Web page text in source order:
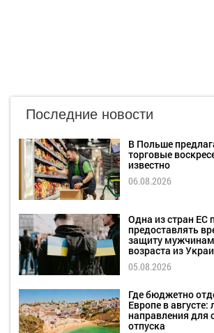
Последние новости
В Польше
торговые
известно
06.08.2026
Одна из стран ЕС
предоставлять
защиту
возраста из
05.08.2026
Где бюджетно
Европе в августе:
направления для
отпуска